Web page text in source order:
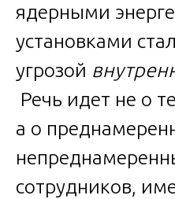
ядерными
установками
угрозой
Речь идет не о
а о
сотрудников,